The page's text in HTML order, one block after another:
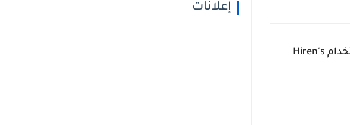
استبدال WinRE بـ WinPE مخصص | تحويل بيئة استرداد ويندوز إلى مركز صيانة احترافي باستخدام Hiren's
إعلانات